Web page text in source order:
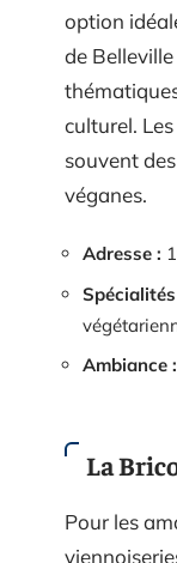
option
de
culturel.
souvent
véganes.
Adresse :
Ambiance :
La
Pour les